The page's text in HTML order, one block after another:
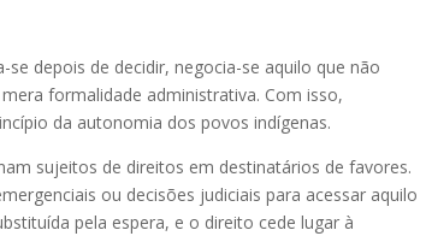
depois de decidir, negocia-se aquilo que não
formalidade administrativa. Com isso,
da autonomia dos povos indígenas.
sujeitos de direitos em destinatários de favores.
ou decisões judiciais para acessar aquilo
pela espera, e o direito cede lugar à